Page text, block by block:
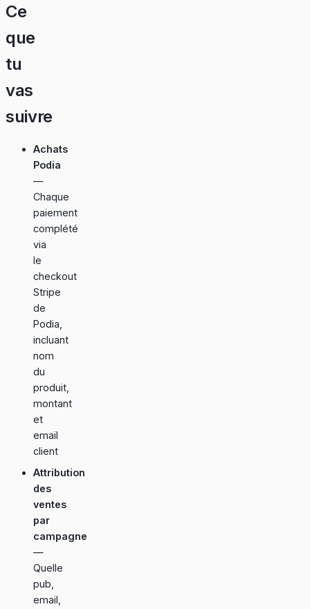
Ce
que
tu
vas
suivre
Achats
Podia
—
Chaque
paiement
complété
via
le
checkout
Stripe
de
Podia,
incluant
nom
du
produit,
montant
et
email
client
Attribution
des
ventes
par
campagne
—
Quelle
pub,
email,